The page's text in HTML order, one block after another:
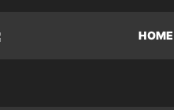
HOME